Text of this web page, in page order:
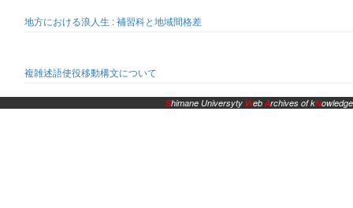
地方における浪人生 : 補習科と地域間格差
複雑述語使役移動構文について
Shimane Universyty WebArchives of kNowledge